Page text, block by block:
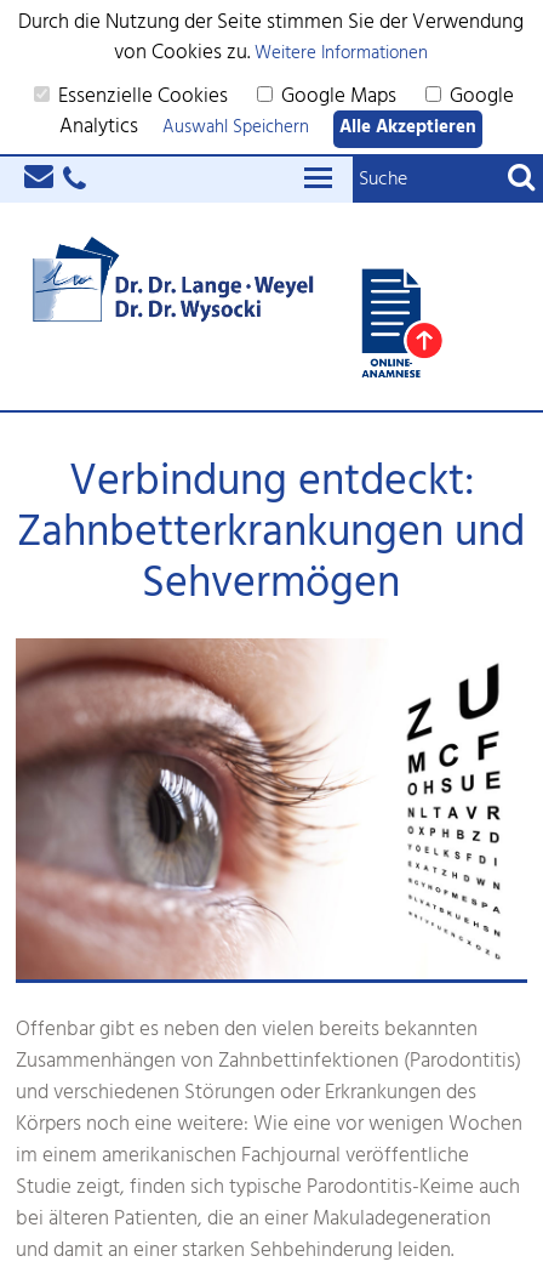
Durch die Nutzung der Seite stimmen Sie der Verwendung
von Cookies zu.Weitere Informationen
Essenzielle Cookies Google Maps Google
Analytics Auswahl Speichern Alle Akzeptieren
Verbindung entdeckt:
Zahnbetterkrankungen und
Sehvermögen
Offenbar gibt es neben den vielen bereits bekannten
Zusammenhängen von Zahnbettinfektionen (Parodontitis)
und verschiedenen Störungen oder Erkrankungen des
Körpers noch eine weitere: Wie eine vor wenigen Wochen
im einem amerikanischen Fachjournal veröffentliche
Studie zeigt, finden sich typische Parodontitis-Keime auch
bei älteren Patienten, die an einer Makuladegeneration
und damit an einer starken Sehbehinderung leiden.